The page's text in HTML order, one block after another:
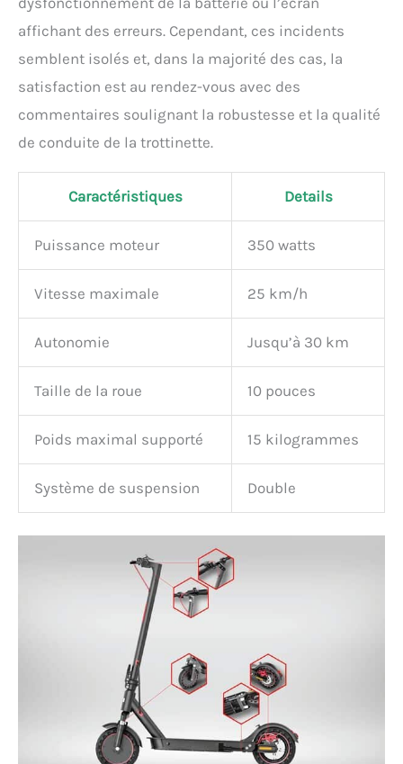
affichant des erreurs. Cependant, ces incidents
semblent isolés et, dans la majorité des cas, la
satisfaction est au rendez-vous avec des
commentaires soulignant la robustesse et la qualité
de conduite de la trottinette.
Caractéristiques Details
Puissance moteur 350 watts
Vitesse maximale 25 km/h
Autonomie Jusqu’à 30 km
Taille de la roue 10 pouces
Poids maximal supporté 15 kilogrammes
Système de suspension Double